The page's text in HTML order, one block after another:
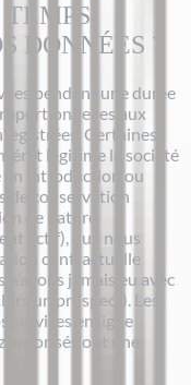
DONNÉES ?
pendant une durée
aux
Certaines
légitime la société
en introduction ou
de conservation
de nature
actif), que nous
contractuelle
jamais eu avec
un prospect). Les
services en ligne
autorisés ont une